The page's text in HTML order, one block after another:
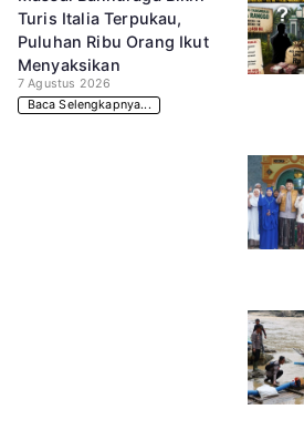
Turis Italia Terpukau,
Puluhan Ribu Orang Ikut
Menyaksikan
7 Agustus 2026
Baca Selengkapnya...